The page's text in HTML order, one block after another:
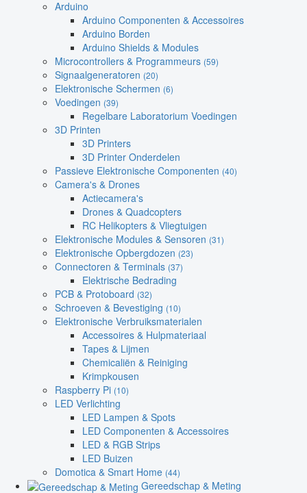
Arduino
Arduino Componenten & Accessoires
Arduino Borden
Arduino Shields & Modules
Microcontrollers & Programmeurs (59)
Signaalgeneratoren (20)
Elektronische Schermen (6)
Voedingen (39)
Regelbare Laboratorium Voedingen
3D Printen
3D Printers
3D Printer Onderdelen
Passieve Elektronische Componenten (40)
Camera's & Drones
Actiecamera's
Drones & Quadcopters
RC Helikopters & Vliegtuigen
Elektronische Modules & Sensoren (31)
Elektronische Opbergdozen (23)
Connectoren & Terminals (37)
Elektrische Bedrading
PCB & Protoboard (32)
Schroeven & Bevestiging (10)
Elektronische Verbruiksmaterialen
Accessoires & Hulpmateriaal
Tapes & Lijmen
Chemicaliën & Reiniging
Krimpkousen
Raspberry Pi (10)
LED Verlichting
LED Lampen & Spots
LED Componenten & Accessoires
LED & RGB Strips
LED Buizen
Domotica & Smart Home (44)
Gereedschap & Meting